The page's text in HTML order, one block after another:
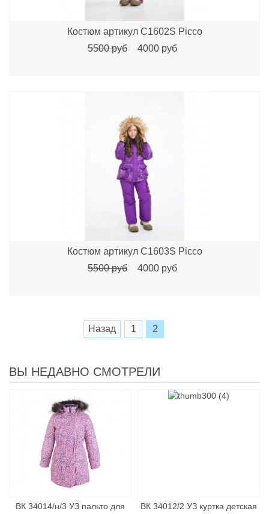
Костюм артикул C1602S Picco
5500 руб
4000 руб
Костюм артикул C1603S Picco
5500 руб
4000 руб
Назад 1 2
ВЫ НЕДАВНО СМОТРЕЛИ
ВК 34014/н/3 УЗ пальто для
ВК 34012/2 УЗ куртка детcкая